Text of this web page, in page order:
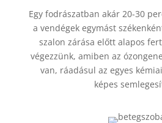
Egy fodrászatban akár 20-30
a vendégek egymást
szalon zárása előtt alapos
végezzünk, amiben az
van, ráadásul az egyes
képes